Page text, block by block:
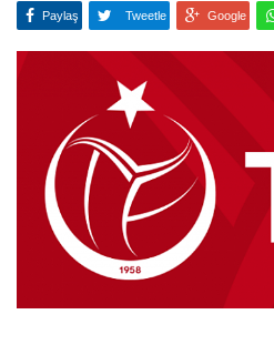
Paylaş Tweetle Google